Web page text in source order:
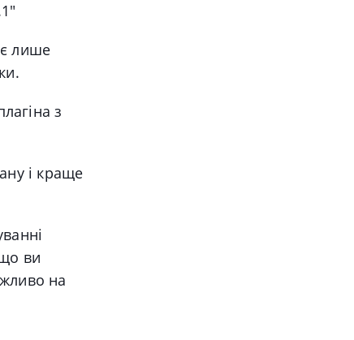
лише
з
і краще
ви
на